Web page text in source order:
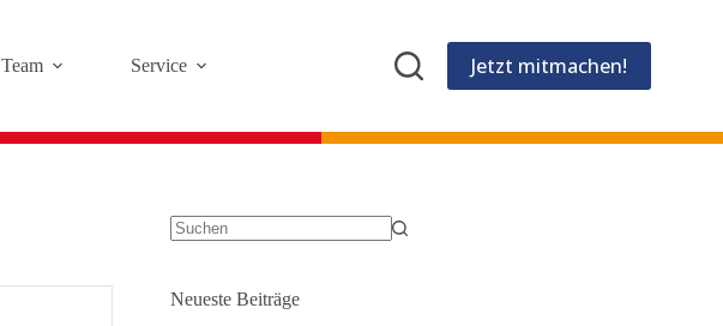
Team Service Jetzt mitmachen!
Neueste Beiträge